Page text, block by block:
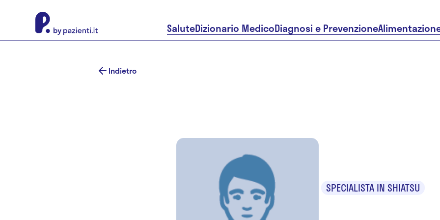
SaluteDizionario MedicoDiagnosi e Prevenzione
Indietro
SPECIALISTA IN SHIATSU